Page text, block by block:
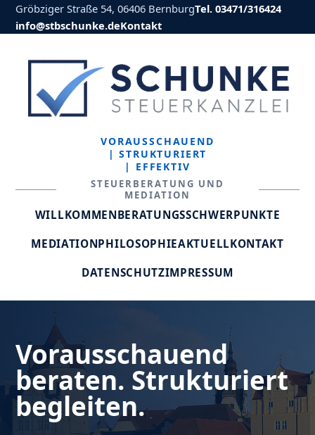
Gröbziger Straße 54, 06406 BernburgTel. 03471/316424
info@stbschunke.deKontakt
VORAUSSCHAUEND
| STRUKTURIERT
| EFFEKTIV
STEUERBERATUNG UND
MEDIATION
WILLKOMMENBERATUNGSSCHWERPUNKTE
MEDIATIONPHILOSOPHIEAKTUELLKONTAKT
DATENSCHUTZIMPRESSUM
Vorausschauend
beraten. Strukturiert
begleiten.